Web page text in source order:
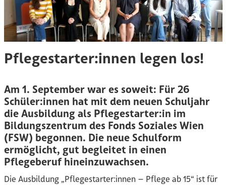
Pflegestarter:innen legen los!
Am 1. September war es soweit: Für 26
Schüler:innen hat mit dem neuen Schuljahr
die Ausbildung als Pflegestarter:in im
Bildungszentrum des Fonds Soziales Wien
(FSW) begonnen. Die neue Schulform
ermöglicht, gut begleitet in einen
Pflegeberuf hineinzuwachsen.
Die Ausbildung „Pflegestarter:innen – Pflege ab 15“ ist für